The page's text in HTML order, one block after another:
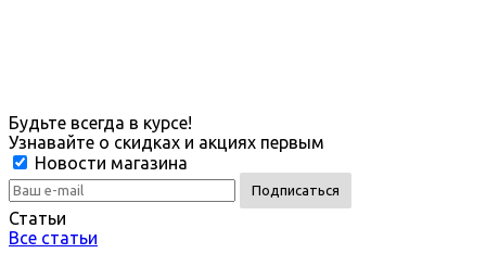
Будьте всегда в курсе!
Узнавайте о скидках и акциях первым
Новости магазина
Статьи
Все статьи